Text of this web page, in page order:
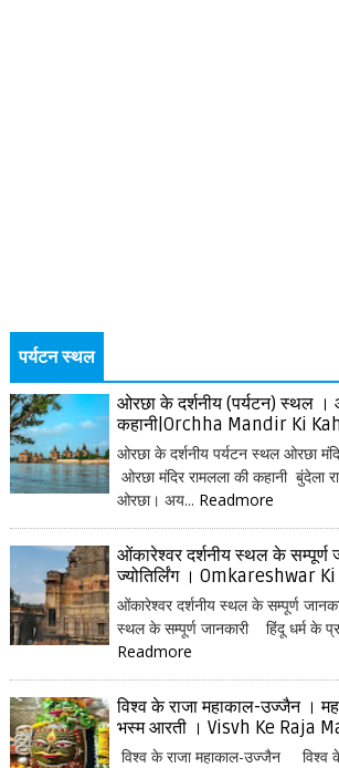
पर्यटन स्थल
ओरछा के दर्शनीय (पर्यटन) स्थल ।
कहानी|Orchha Mandir Ki
ओरछा के दर्शनीय पर्यटन स्थल ओरछा
ओरछा मंदिर रामलला की कहानी बुंदेला
ओरछा। अय... Readmore
ओंकारेश्वर दर्शनीय स्थल के सम्पूर्ण
ज्योतिर्लिंग । Omkareshwar
ओंकारेश्वर दर्शनीय स्थल के सम्पूर्ण
स्थल के सम्पूर्ण जानकारी हिंदू धर्म के
Readmore
विश्व के राजा महाकाल-उज्जैन ।
भस्म आरती । Visvh Ke Raja
विश्व के राजा महाकाल-उज्जैन विश्व के